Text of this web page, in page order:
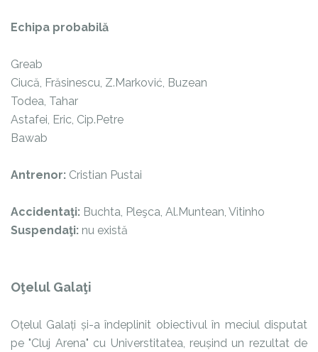
Echipa probabilă
Greab
Ciucă, Frăsinescu, Z.Marković, Buzean
Todea, Tahar
Astafei, Eric, Cip.Petre
Bawab
Antrenor: Cristian Pustai
Accidentaţi: Buchta, Pleşca, Al.Muntean, Vitinho
Suspendaţi: nu există
Oţelul Galaţi
Oțelul Galați și-a îndeplinit obiectivul în meciul disputat
pe "Cluj Arena" cu Universtitatea, reușind un rezultat de